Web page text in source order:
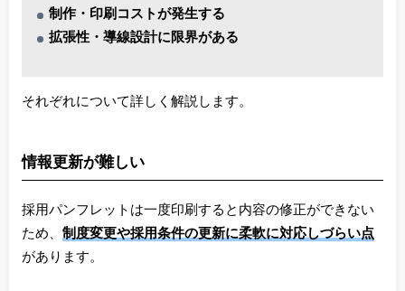
制作・印刷コストが発生する
拡張性・導線設計に限界がある
それぞれについて詳しく解説します。
情報更新が難しい
採用パンフレットは一度印刷すると内容の修正ができない
ため、 制度変更や採用条件の更新に柔軟に対応しづらい点
があります。